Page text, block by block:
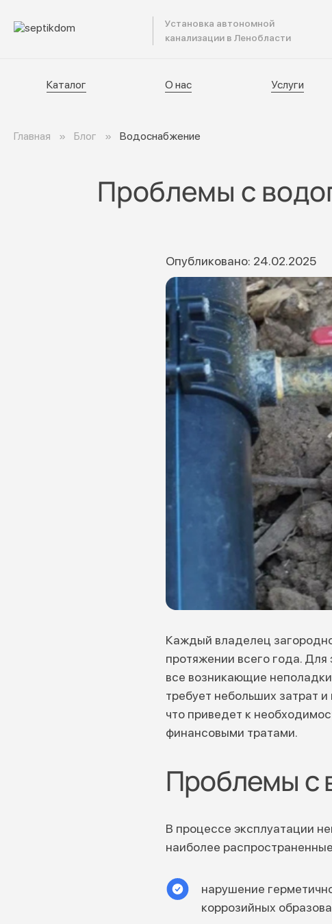
Установка автономной
канализации в Ленобласти
Каталог
Каталог О нас Услуги
Главная Блог Водоснабжение
Проблемы с
Опубликовано: 24.02.2025
Каждый владелец
протяжении всего года. Для
все возникающие
требует небольших затрат
что приведет к
финансовыми тратами.
Проблемы с
В процессе эксплуатации
наиболее
нарушение
коррозийных